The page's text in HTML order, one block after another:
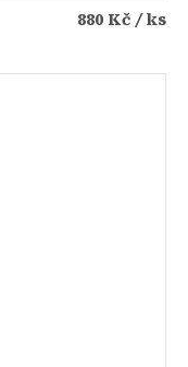
880 Kč / ks